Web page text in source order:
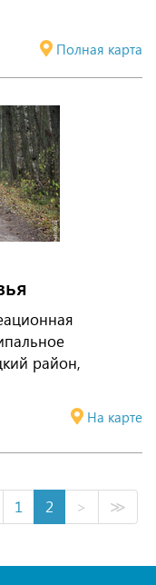
Полная карта
район,
На карте
1 2 > ≫